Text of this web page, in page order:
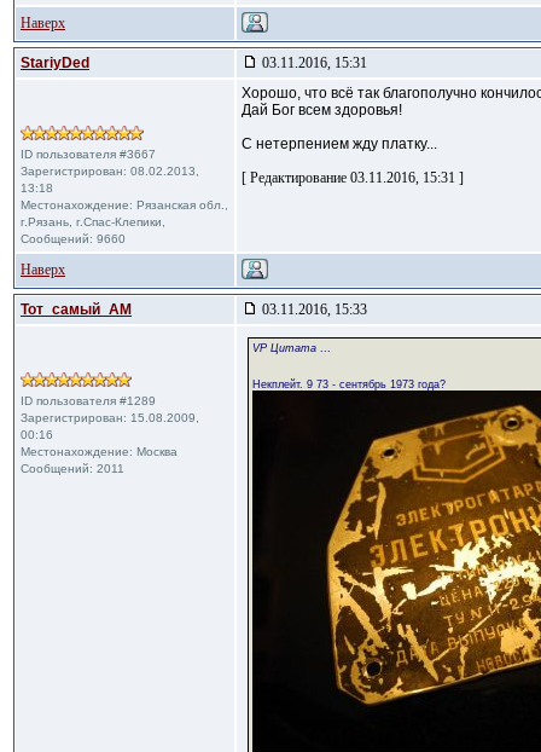
Наверх
StariyDed 03.11.2016, 15:31
ID пользователя #3667
Зарегистрирован: 08.02.2013,
13:18
Местонахождение: Рязанская обл.,
г.Рязань, г.Спас-Клепики,
Сообщений: 9660
Хорошо, что всё так благополучно
Дай Бог всем здоровья!
С нетерпением жду платку...
[ Редактирование 03.11.2016, 15:31 ]
Наверх
Тот_самый_АМ 03.11.2016, 15:33
ID пользователя #1289
Зарегистрирован: 15.08.2009,
00:16
Местонахождение: Москва
Сообщений: 2011
VP Цитата ...
Некплейт. 9 73 - сентябрь 1973 года?